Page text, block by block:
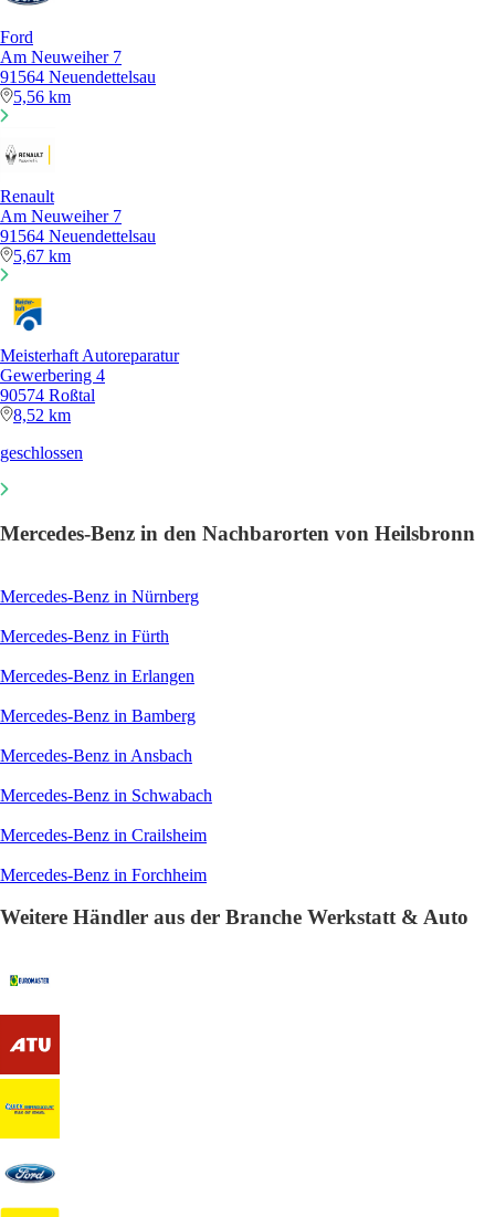
Ford
Am Neuweiher 7
91564 Neuendettelsau
5,56 km
Renault
Am Neuweiher 7
91564 Neuendettelsau
5,67 km
Meisterhaft Autoreparatur
Gewerbering 4
90574 Roßtal
8,52 km
geschlossen
Mercedes-Benz in den Nachbarorten von Heilsbronn
Mercedes-Benz in Nürnberg
Mercedes-Benz in Fürth
Mercedes-Benz in Erlangen
Mercedes-Benz in Bamberg
Mercedes-Benz in Ansbach
Mercedes-Benz in Schwabach
Mercedes-Benz in Crailsheim
Mercedes-Benz in Forchheim
Weitere Händler aus der Branche Werkstatt & Auto